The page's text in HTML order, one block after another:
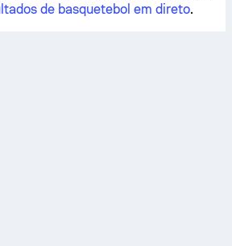
de basquetebol em direto.